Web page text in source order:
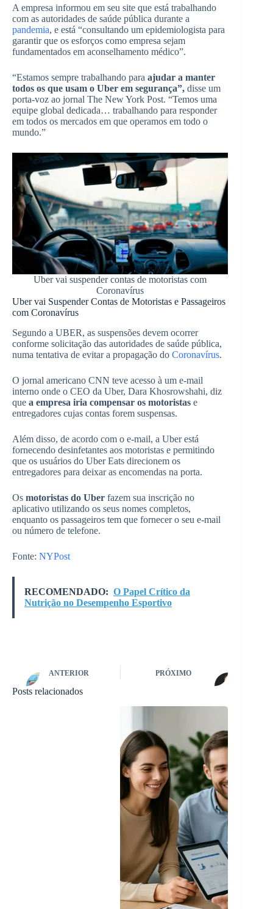
A empresa informou em seu site que está trabalhando
com as autoridades de saúde pública durante a
pandemia, e está “consultando um epidemiologista para
garantir que os esforços como empresa sejam
fundamentados em aconselhamento médico”.
“Estamos sempre trabalhando para ajudar a manter
todos os que usam o Uber em segurança”, disse um
porta-voz ao jornal The New York Post. “Temos uma
equipe global dedicada… trabalhando para responder
em todos os mercados em que operamos em todo o
mundo.”
Uber vai suspender contas de motoristas com
Coronavírus
Uber vai Suspender Contas de Motoristas e Passageiros
com Coronavírus
Segundo a UBER, as suspensões devem ocorrer
conforme solicitação das autoridades de saúde pública,
numa tentativa de evitar a propagação do Coronavírus.
O jornal americano CNN teve acesso à um e-mail
interno onde o CEO da Uber, Dara Khosrowshahi, diz
que a empresa iria compensar os motoristas e
entregadores cujas contas forem suspensas.
Além disso, de acordo com o e-mail, a Uber está
fornecendo desinfetantes aos motoristas e permitindo
que os usuários do Uber Eats direcionem os
entregadores para deixar as encomendas na porta.
Os motoristas do Uber fazem sua inscrição no
aplicativo utilizando os seus nomes completos,
enquanto os passageiros tem que fornecer o seu e-mail
ou número de telefone.
Fonte: NYPost
RECOMENDADO: O Papel Crítico da
Nutrição no Desempenho Esportivo
ANTERIOR PRÓXIMO
Posts relacionados